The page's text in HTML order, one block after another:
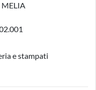
e stampati